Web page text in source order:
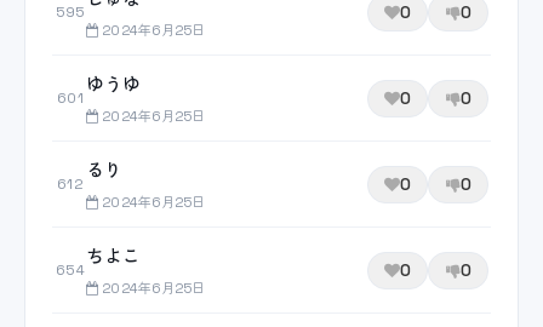
595
2024年6月25日
0 0
601
ゆうゆ
2024年6月25日
0 0
612
るり
2024年6月25日
0 0
654
ちよこ
2024年6月25日
0 0